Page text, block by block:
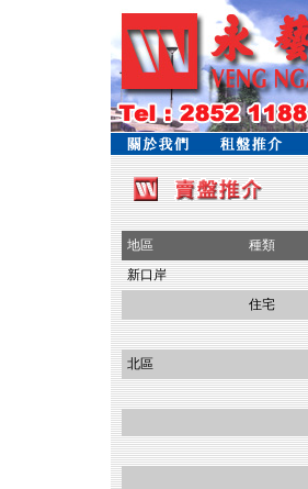
地區 種類
新口岸
住宅
北區